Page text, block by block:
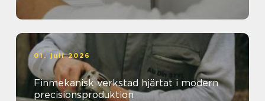
01. juli 2026
Finmekanisk verkstad hjärtat i modern
precisionsproduktion